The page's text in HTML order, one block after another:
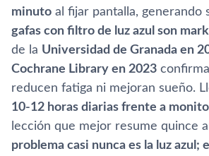
minuto al fijar pantalla, generando
gafas con filtro de luz azul son
de la Universidad de Granada en
Cochrane Library en 2023
reducen fatiga ni mejoran sueño.
10-12 horas diarias frente a
lección que mejor resume quince
problema casi nunca es la luz azul;